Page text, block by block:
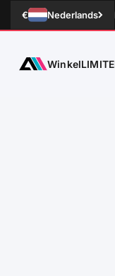
Naar inhoud
€ Nederlands
ATLETICA
Winkel